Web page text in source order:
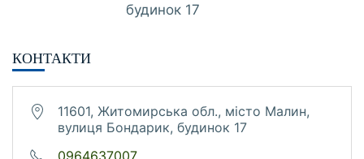
будинок 17
КОНТАКТИ
11601, Житомирська обл., місто Малин,
вулиця Бондарик, будинок 17
0964637007